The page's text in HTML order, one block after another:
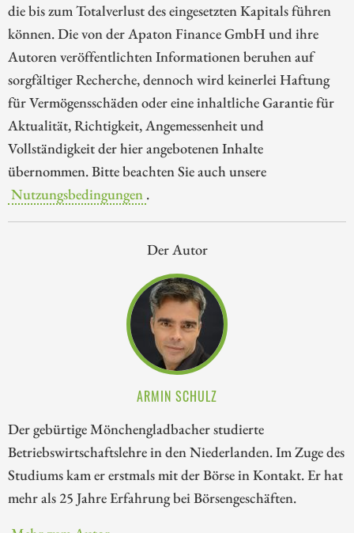
die bis zum Totalverlust des eingesetzten Kapitals führen
können. Die von der Apaton Finance GmbH und ihre
Autoren veröffentlichten Informationen beruhen auf
sorgfältiger Recherche, dennoch wird keinerlei Haftung
für Vermögensschäden oder eine inhaltliche Garantie für
Aktualität, Richtigkeit, Angemessenheit und
Vollständigkeit der hier angebotenen Inhalte
übernommen. Bitte beachten Sie auch unsere
Nutzungsbedingungen .
Der Autor
ARMIN SCHULZ
Der gebürtige Mönchengladbacher studierte
Betriebswirtschaftslehre in den Niederlanden. Im Zuge des
Studiums kam er erstmals mit der Börse in Kontakt. Er hat
mehr als 25 Jahre Erfahrung bei Börsengeschäften.